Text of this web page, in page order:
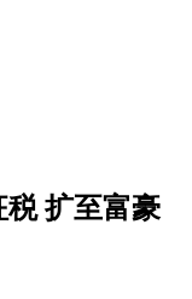
扩至富豪